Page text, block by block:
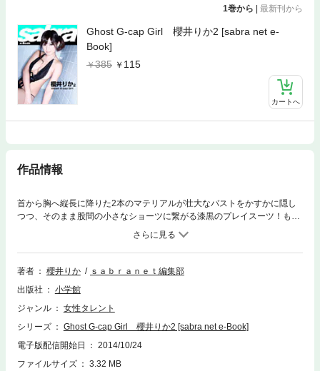
1巻から 最新刊から
Ghost G-cap Girl 櫻井りか2 [sabra net e-
Book]
385
115
カートへ
作品情報
首から胸へ縦長に降りた2本のマテリアルが壮大なバストをかすかに隠し
つつ、そのまま股間の小さなショーツに繋がる漆黒のプレイスーツ！もう
それだけで気の早い男はカウントダウン終了だっつうのに、それをはだけ
て、お風呂の縁に木馬座りの荒技大放出祭を大絶賛展開中！！こりゃあ、
たいていの男は骨と皮だけになるわな、合掌！（解説文・カーツさとう）
1988年8月13日生まれ。福岡県出身身長H162cm、B94（G）・W59・H8
※この作品は見開き表示には対応しておりません。
著者 櫻井りか
ｓａｂｒａｎｅｔ編集部
出版社
小学館
ジャンル
女性タレント
シリーズ
Ghost G-cap Girl 櫻井りか2 [sabra net e-Book]
電子版配信開始日
2014/10/24
ファイルサイズ
3.32 MB